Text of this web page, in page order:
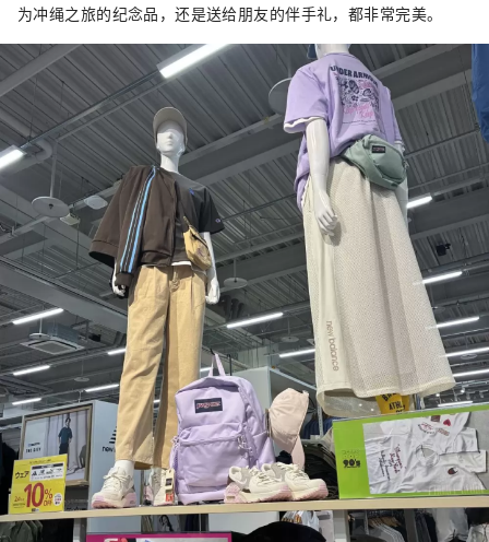
为冲绳之旅的纪念品，还是送给朋友的伴手礼，都非常完美。